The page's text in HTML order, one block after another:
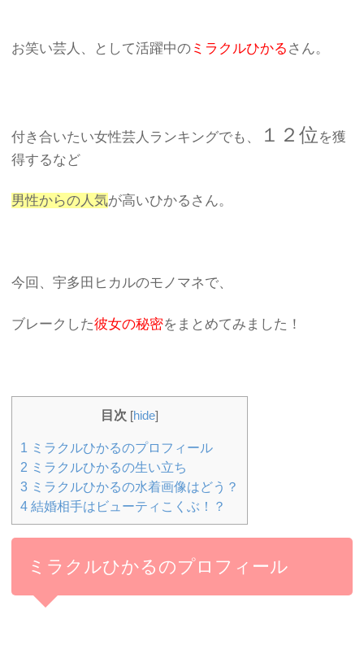
お笑い芸人、として活躍中の ミラクルひかる さん。
付き合いたい女性芸人ランキングでも、 １２位 を獲
得するなど
男性からの人気が高いひかるさん。
今回、宇多田ヒカルのモノマネで、
ブレークした彼女の秘密をまとめてみました！
目次 [hide]
1 ミラクルひかるのプロフィール
2 ミラクルひかるの生い立ち
3 ミラクルひかるの水着画像はどう？
4 結婚相手はビューティこくぶ！？
ミラクルひかるのプロフィール